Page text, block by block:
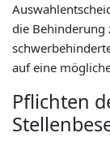
die Behinderung
auf eine
Pflichten